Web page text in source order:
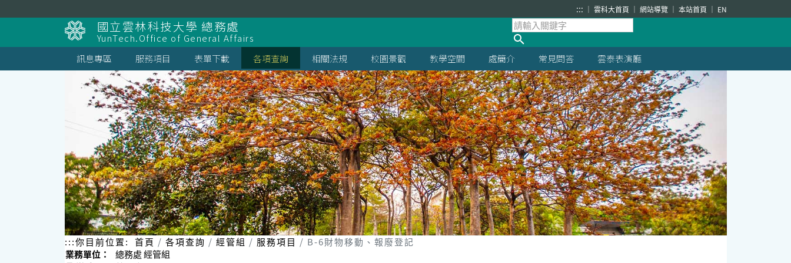
到
主
要
內
容
塊
::: 雲科大首頁 網站導覽 本站首頁 EN
國立雲林科技大學 總務處
YunTech.Office of General Affairs
訊息專區
服務項目 表單下載 各項查詢 相關法規 校園景觀 教學空間 處簡介 常見問答 雲泰表演廳
:::你目前位置: 首頁 各項查詢 經管組 服務項目
B-6財物移動、報廢登記
業務單位：
總務處 經管組